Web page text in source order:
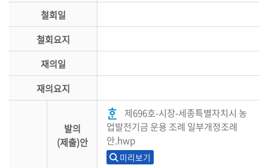
철회일
철회요지
재의일
재의요지
발의
(제출)안
제696호-시장-세종특별자치시 농
업발전기금 운용 조례 일부개정조례
안.hwp
미리보기